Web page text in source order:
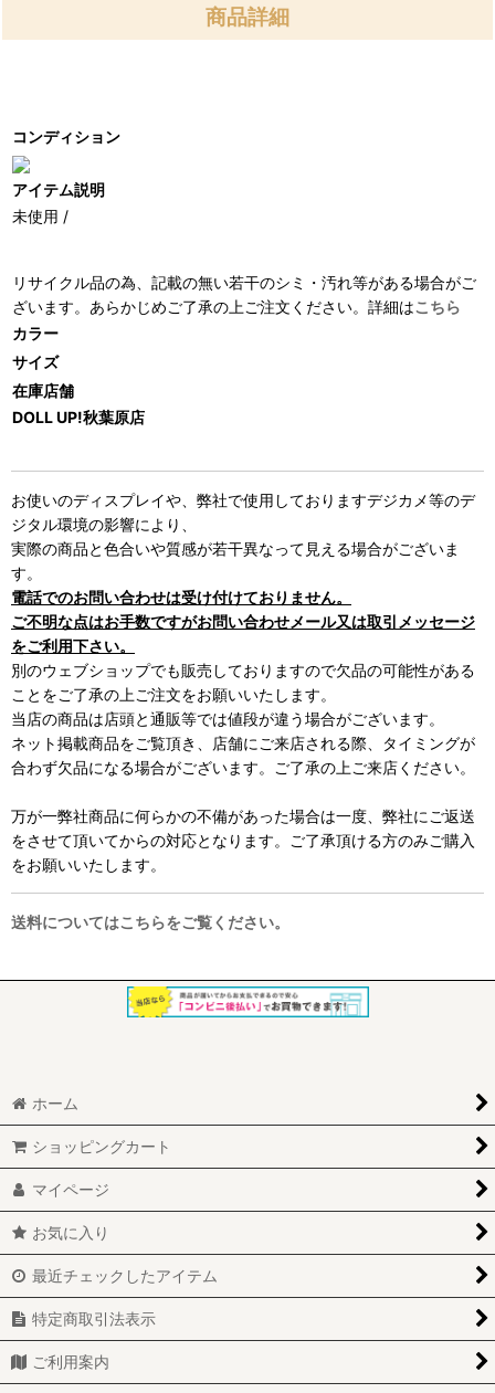
商品詳細
コンディション
アイテム説明
未使用 /
リサイクル品の為、記載の無い若干のシミ・汚れ等がある場合がご
ざいます。あらかじめご了承の上ご注文ください。詳細はこちら
カラー
サイズ
在庫店舗
DOLL UP!秋葉原店
お使いのディスプレイや、弊社で使用しておりますデジカメ等のデ
ジタル環境の影響により、
実際の商品と色合いや質感が若干異なって見える場合がございま
す。
電話でのお問い合わせは受け付けておりません。
ご不明な点はお手数ですがお問い合わせメール又は取引メッセージ
をご利用下さい。
別のウェブショップでも販売しておりますので欠品の可能性がある
ことをご了承の上ご注文をお願いいたします。
当店の商品は店頭と通販等では値段が違う場合がございます。
ネット掲載商品をご覧頂き、店舗にご来店される際、タイミングが
合わず欠品になる場合がございます。ご了承の上ご来店ください。
万が一弊社商品に何らかの不備があった場合は一度、弊社にご返送
をさせて頂いてからの対応となります。ご了承頂ける方のみご購入
をお願いいたします。
送料についてはこちらをご覧ください。
ホーム
ショッピングカート
マイページ
お気に入り
最近チェックしたアイテム
特定商取引法表示
ご利用案内